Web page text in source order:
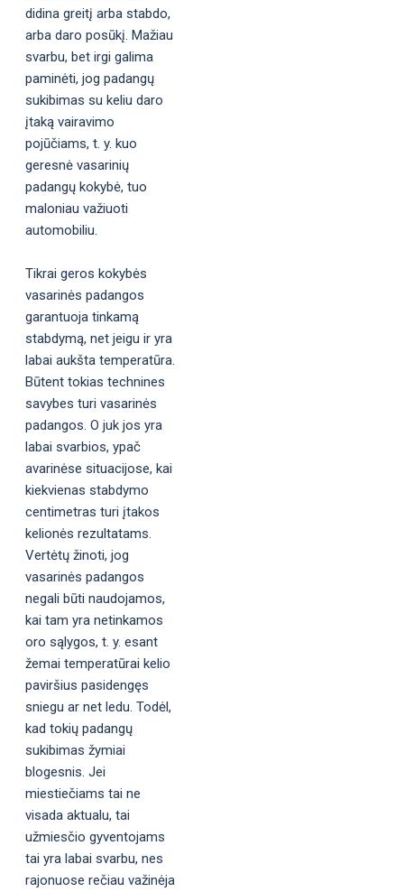
didina greitį arba stabdo,
arba daro posūkį. Mažiau
svarbu, bet irgi galima
paminėti, jog padangų
sukibimas su keliu daro
įtaką vairavimo
pojūčiams, t. y. kuo
geresnė vasarinių
padangų kokybė, tuo
maloniau važiuoti
automobiliu.
Tikrai geros kokybės
vasarinės padangos
garantuoja tinkamą
stabdymą, net jeigu ir yra
labai aukšta temperatūra.
Būtent tokias technines
savybes turi vasarinės
padangos. O juk jos yra
labai svarbios, ypač
avarinėse situacijose, kai
kiekvienas stabdymo
centimetras turi įtakos
kelionės rezultatams.
Vertėtų žinoti, jog
vasarinės padangos
negali būti naudojamos,
kai tam yra netinkamos
oro sąlygos, t. y. esant
žemai temperatūrai kelio
paviršius pasidengęs
sniegu ar net ledu. Todėl,
kad tokių padangų
sukibimas žymiai
blogesnis. Jei
miestiečiams tai ne
visada aktualu, tai
užmiesčio gyventojams
tai yra labai svarbu, nes
rajonuose rečiau važinėja